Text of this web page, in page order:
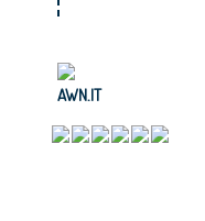
AWN.IT